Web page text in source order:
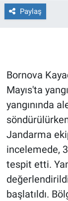
Paylaş
Bornova
Mayıs'ta
yangınında
Jandarma
incelemede,
tespit etti.
başlatıldı.
Gün Bitiyor
Günün
Haber
İlan